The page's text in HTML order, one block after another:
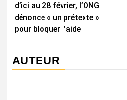
d’ici au 28 février, l’ONG
dénonce « un prétexte »
pour bloquer l’aide
AUTEUR